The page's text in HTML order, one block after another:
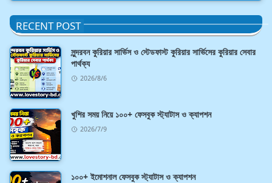
RECENT POST
সুন্দরবন কুরিয়ার সার্ভিস ও স্টেডফাস্ট কুরিয়ার সার্ভিসের কুরিয়ার সেবার
পার্থক্য
2026/8/6
খুশির সময় নিয়ে ১০০+ ফেসবুক স্ট্যাটাস ও ক্যাপশন
2026/7/9
১০০+ ইমোশনাল ফেসবুক স্ট্যাটাস ও ক্যাপশন